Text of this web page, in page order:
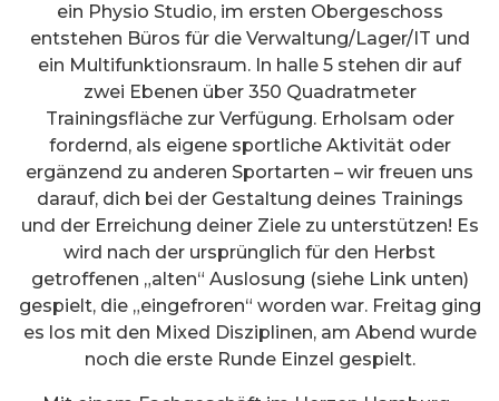
ein Physio Studio, im ersten Obergeschoss
entstehen Büros für die Verwaltung/Lager/IT und
ein Multifunktionsraum. In halle 5 stehen dir auf
zwei Ebenen über 350 Quadratmeter
Trainingsfläche zur Verfügung. Erholsam oder
fordernd, als eigene sportliche Aktivität oder
ergänzend zu anderen Sportarten – wir freuen uns
darauf, dich bei der Gestaltung deines Trainings
und der Erreichung deiner Ziele zu unterstützen! Es
wird nach der ursprünglich für den Herbst
getroffenen „alten“ Auslosung (siehe Link unten)
gespielt, die „eingefroren“ worden war. Freitag ging
es los mit den Mixed Disziplinen, am Abend wurde
noch die erste Runde Einzel gespielt.